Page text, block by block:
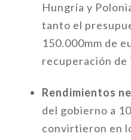
Hungría y
tanto el
150.000mm de
recuperación de
Rendimientos
del gobierno a
convirtieron en